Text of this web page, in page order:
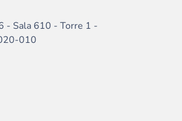
- Sala 610 - Torre 1 -
010